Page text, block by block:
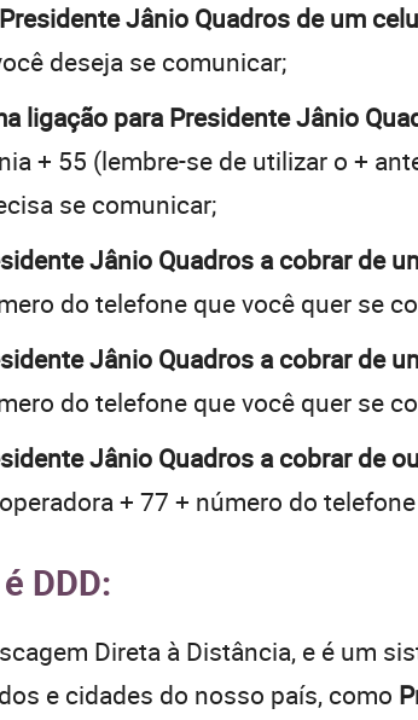
Jânio Quadros de um
deseja se comunicar;
ligação para Presidente Jânio
+ 55 (lembre-se de utilizar o +
se comunicar;
Jânio Quadros a cobrar de
do telefone que você quer se
Jânio Quadros a cobrar de
do telefone que você quer se
Jânio Quadros a cobrar de
+ 77 + número do
DDD:
Direta à Distância, e é um
e cidades do nosso país, como